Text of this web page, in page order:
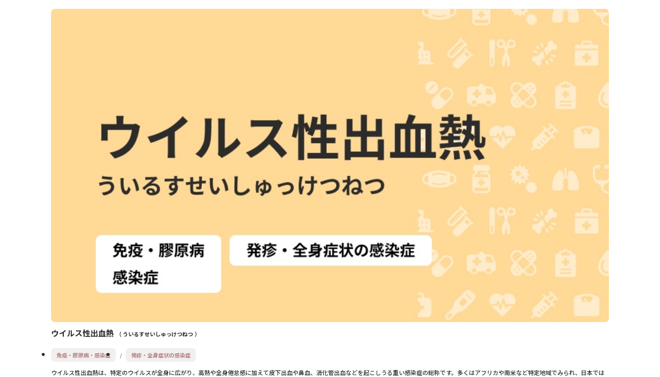
ウイルス性出血熱 ういるすせいしゅっけつねつ
免疫・膠原病・感染症 発疹・全身症状の感染症
ウイルス性出血熱は、特定のウイルスが全身に広がり、高熱や全身倦怠感に加えて皮下出血や鼻血、消化管出血などを起こしうる重い感染症の総称です。多くはアフリカや南米など特定地域でみられ、日本では